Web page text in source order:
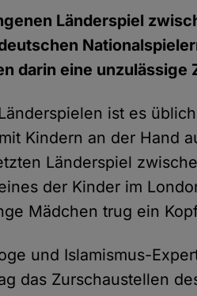
Länderspiel
darin eine unzulässige
ist es
Kindern an der Hand
Länderspiel
der Kinder im
Mädchen trug ein
und Islamismus-
das Zurschaustellen